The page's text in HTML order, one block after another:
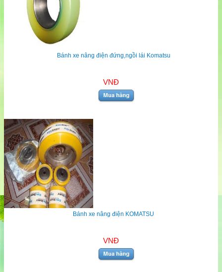
Bánh xe nâng điện đứng,ngồi lái Komatsu
VNĐ
Bánh xe nâng điện KOMATSU
VNĐ